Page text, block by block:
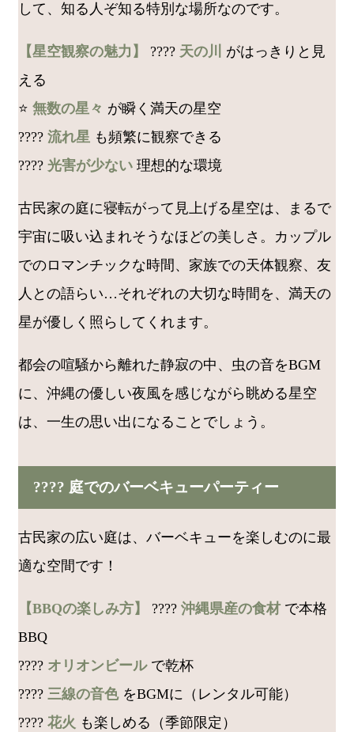
して、知る人ぞ知る特別な場所なのです。
【星空観察の魅力】 ???? 天の川 がはっきりと見
える
⭐ 無数の星々 が瞬く満天の星空
???? 流れ星 も頻繁に観察できる
???? 光害が少ない 理想的な環境
古民家の庭に寝転がって見上げる星空は、まるで
宇宙に吸い込まれそうなほどの美しさ。カップル
でのロマンチックな時間、家族での天体観察、友
人との語らい…それぞれの大切な時間を、満天の
星が優しく照らしてくれます。
都会の喧騒から離れた静寂の中、虫の音をBGM
に、沖縄の優しい夜風を感じながら眺める星空
は、一生の思い出になることでしょう。
???? 庭でのバーベキューパーティー
古民家の広い庭は、バーベキューを楽しむのに最
適な空間です！
【BBQの楽しみ方】 ???? 沖縄県産の食材 で本格
BBQ
???? オリオンビールで乾杯
???? 三線の音色をBGMに（レンタル可能）
???? 花火 も楽しめる（季節限定）